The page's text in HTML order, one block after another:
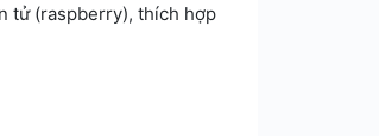
tử (raspberry), thích hợp